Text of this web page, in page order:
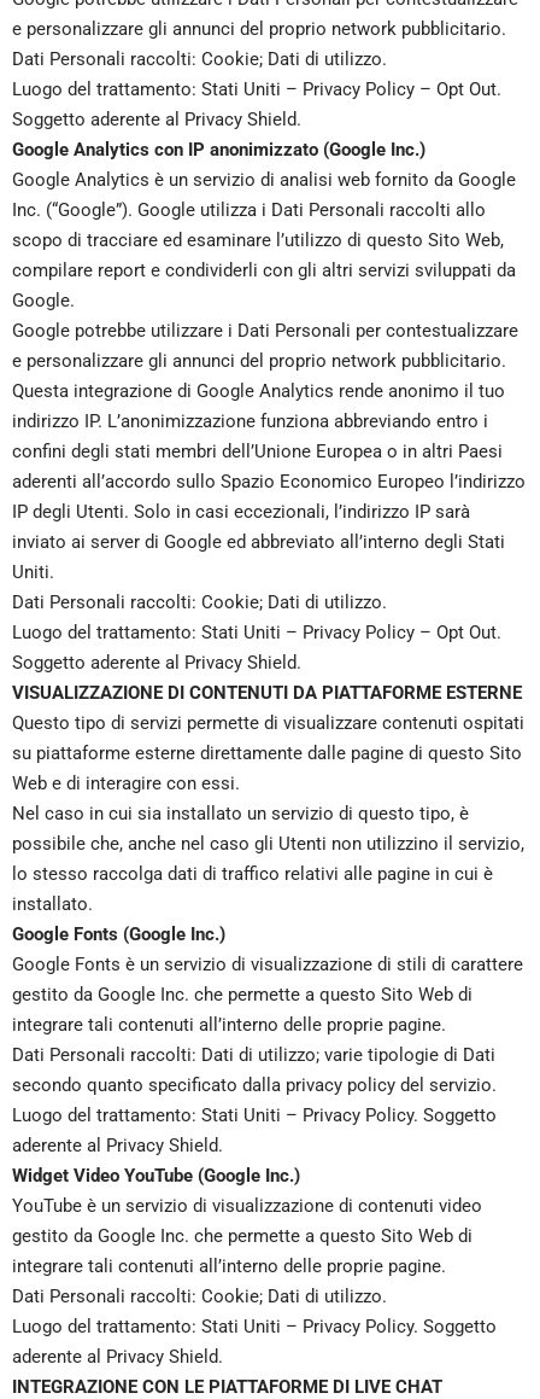
e personalizzare gli annunci del proprio network pubblicitario.
Dati Personali raccolti: Cookie; Dati di utilizzo.
Luogo del trattamento: Stati Uniti – Privacy Policy – Opt Out.
Soggetto aderente al Privacy Shield.
Google Analytics con IP anonimizzato (Google Inc.)
Google Analytics è un servizio di analisi web fornito da Google
Inc. (“Google”). Google utilizza i Dati Personali raccolti allo
scopo di tracciare ed esaminare l’utilizzo di questo Sito Web,
compilare report e condividerli con gli altri servizi sviluppati da
Google.
Google potrebbe utilizzare i Dati Personali per contestualizzare
e personalizzare gli annunci del proprio network pubblicitario.
Questa integrazione di Google Analytics rende anonimo il tuo
indirizzo IP. L’anonimizzazione funziona abbreviando entro i
confini degli stati membri dell’Unione Europea o in altri Paesi
aderenti all’accordo sullo Spazio Economico Europeo l’indirizzo
IP degli Utenti. Solo in casi eccezionali, l’indirizzo IP sarà
inviato ai server di Google ed abbreviato all’interno degli Stati
Uniti.
Dati Personali raccolti: Cookie; Dati di utilizzo.
Luogo del trattamento: Stati Uniti – Privacy Policy – Opt Out.
Soggetto aderente al Privacy Shield.
VISUALIZZAZIONE DI CONTENUTI DA PIATTAFORME ESTERNE
Questo tipo di servizi permette di visualizzare contenuti ospitati
su piattaforme esterne direttamente dalle pagine di questo Sito
Web e di interagire con essi.
Nel caso in cui sia installato un servizio di questo tipo, è
possibile che, anche nel caso gli Utenti non utilizzino il servizio,
lo stesso raccolga dati di traffico relativi alle pagine in cui è
installato.
Google Fonts (Google Inc.)
Google Fonts è un servizio di visualizzazione di stili di carattere
gestito da Google Inc. che permette a questo Sito Web di
integrare tali contenuti all’interno delle proprie pagine.
Dati Personali raccolti: Dati di utilizzo; varie tipologie di Dati
secondo quanto specificato dalla privacy policy del servizio.
Luogo del trattamento: Stati Uniti – Privacy Policy. Soggetto
aderente al Privacy Shield.
Widget Video YouTube (Google Inc.)
YouTube è un servizio di visualizzazione di contenuti video
gestito da Google Inc. che permette a questo Sito Web di
integrare tali contenuti all’interno delle proprie pagine.
Dati Personali raccolti: Cookie; Dati di utilizzo.
Luogo del trattamento: Stati Uniti – Privacy Policy. Soggetto
aderente al Privacy Shield.
INTEGRAZIONE CON LE PIATTAFORME DI LIVE CHAT